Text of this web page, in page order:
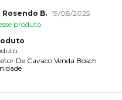
Rosendo B. 19/08/2025
produto.
De Cavaco Venda Bosch